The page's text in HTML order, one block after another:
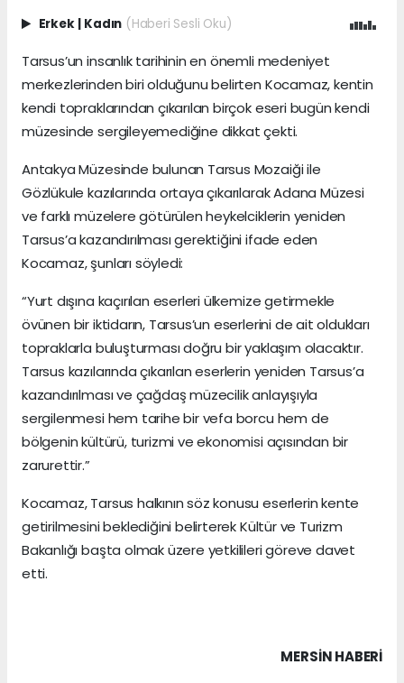
Erkek | Kadın (Haberi Sesli Oku)
Tarsus’un insanlık tarihinin en önemli medeniyet
merkezlerinden biri olduğunu belirten Kocamaz, kentin
kendi topraklarından çıkarılan birçok eseri bugün kendi
müzesinde sergileyemediğine dikkat çekti.
Antakya Müzesinde bulunan Tarsus Mozaiği ile
Gözlükule kazılarında ortaya çıkarılarak Adana Müzesi
ve farklı müzelere götürülen heykelciklerin yeniden
Tarsus’a kazandırılması gerektiğini ifade eden
Kocamaz, şunları söyledi:
“Yurt dışına kaçırılan eserleri ülkemize getirmekle
övünen bir iktidarın, Tarsus’un eserlerini de ait oldukları
topraklarla buluşturması doğru bir yaklaşım olacaktır.
Tarsus kazılarında çıkarılan eserlerin yeniden Tarsus’a
kazandırılması ve çağdaş müzecilik anlayışıyla
sergilenmesi hem tarihe bir vefa borcu hem de
bölgenin kültürü, turizmi ve ekonomisi açısından bir
zarurettir.”
Kocamaz, Tarsus halkının söz konusu eserlerin kente
getirilmesini beklediğini belirterek Kültür ve Turizm
Bakanlığı başta olmak üzere yetkilileri göreve davet
etti.
MERSIN HABERİ